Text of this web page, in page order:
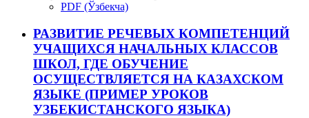
PDF (Ўзбекча)
РАЗВИТИЕ РЕЧЕВЫХ КОМПЕТЕНЦИЙ
УЧАЩИХСЯ НАЧАЛЬНЫХ КЛАССОВ
ШКОЛ, ГДЕ ОБУЧЕНИЕ
ОСУЩЕСТВЛЯЕТСЯ НА КАЗАХСКОМ
ЯЗЫКЕ (ПРИМЕР УРОКОВ
УЗБЕКИСТАНСКОГО ЯЗЫКА)